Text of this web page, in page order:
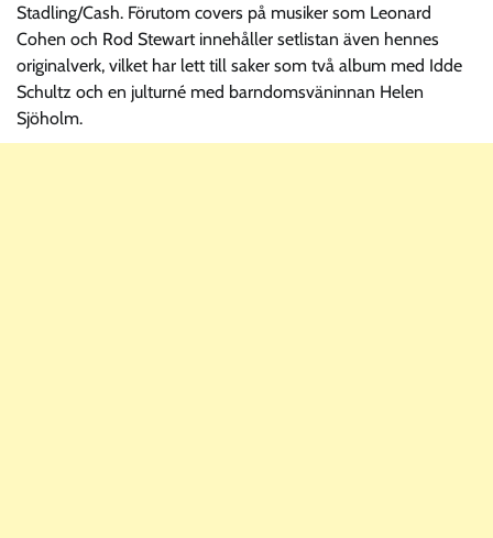
Stadling/Cash. Förutom covers på musiker som Leonard
Cohen och Rod Stewart innehåller setlistan även hennes
originalverk, vilket har lett till saker som två album med Idde
Schultz och en julturné med barndomsväninnan Helen
Sjöholm.